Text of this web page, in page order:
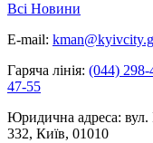
Всі Новини
E-mail:
Гаряча лінія: (044) 298-
47-55
Юридична адреса: вул.
332, Київ, 01010